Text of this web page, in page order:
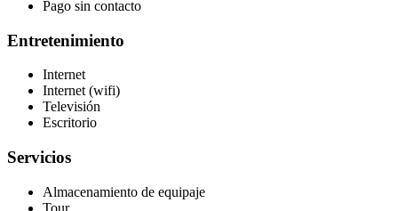
Pago sin contacto
Entretenimiento
Internet
Internet (wifi)
Televisión
Escritorio
Servicios
Almacenamiento de equipaje
Tour